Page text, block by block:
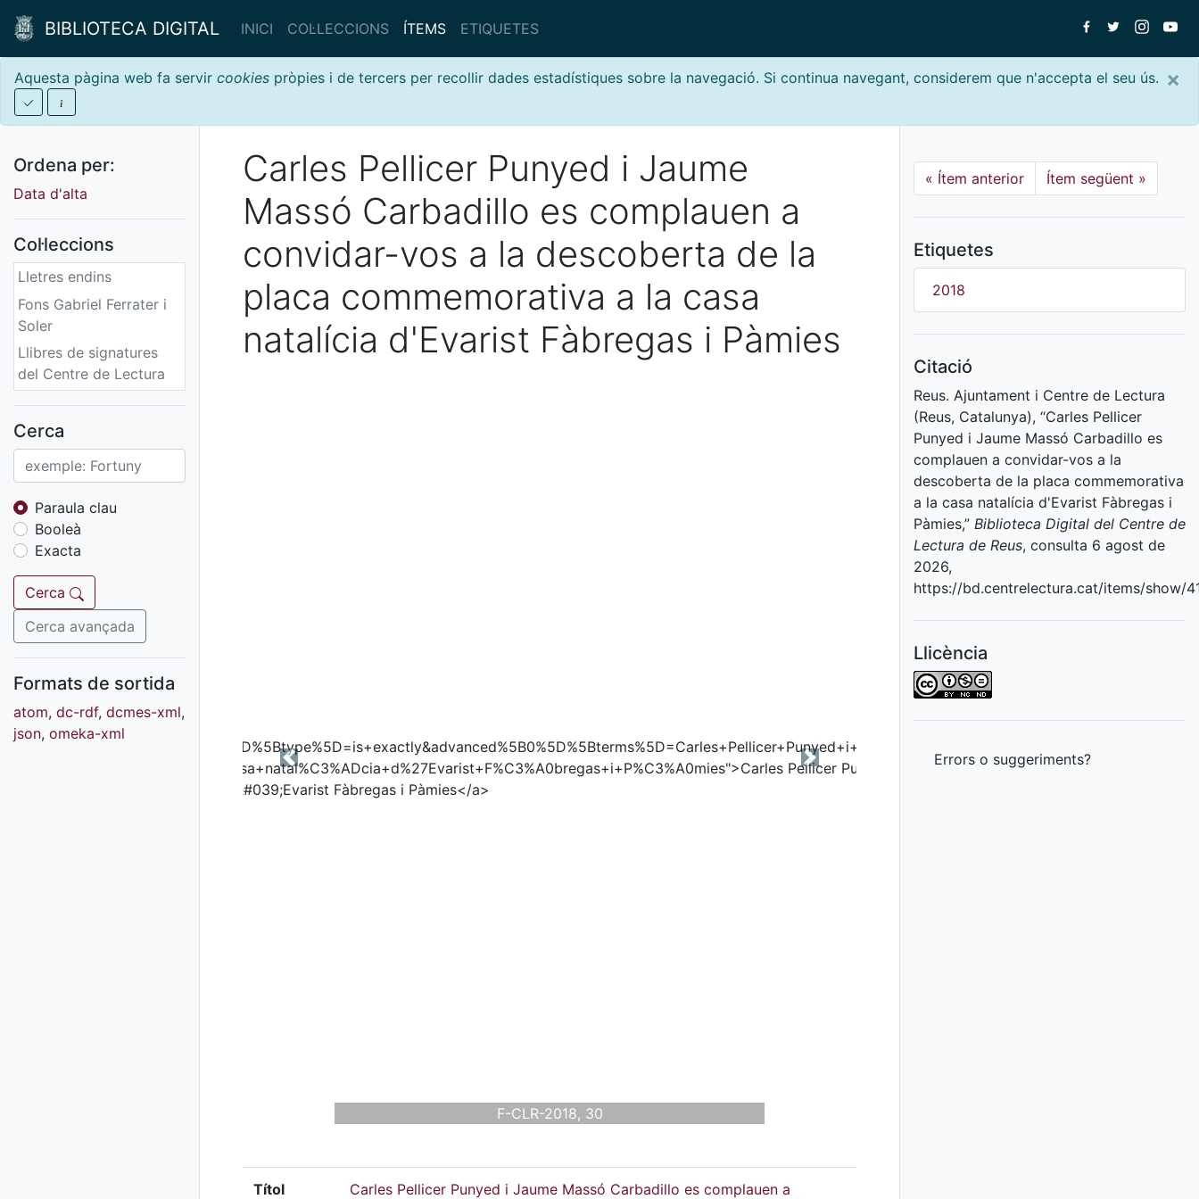
BIBLIOTECA DIGITAL INICI COL·LECCIONS ÍTEMS ETIQUETES
×
Aquesta pàgina web fa servir cookies pròpies i de tercers per recollir dades estadístiques sobre la navegació. Si continua navegant, considerem que n'accepta el seu ús.
Ordena per:
Data d'alta
Col·leccions
Lletres endins
Fons Gabriel Ferrater i
Soler
Llibres de signatures
del Centre de Lectura
Fons sonor de Ràdio
Reus
Cartells
Fons audiovisual
Fons local
Fons sonor
Goigs
Fons fotogràfic
Fons d'art
Cerca
Paraula clau
Booleà
Exacta
Cerca
Cerca avançada
Formats de sortida
atom, dc-rdf, dcmes-xml,
json, omeka-xml
Carles Pellicer Punyed i Jaume
Massó Carbadillo es complauen a
convidar-vos a la descoberta de la
placa commemorativa a la casa
natalícia d'Evarist Fàbregas i Pàmies
F-CLR-2018, 30
Previous Next
Títol Carles Pellicer Punyed i Jaume Massó Carbadillo es complauen a
« Ítem anterior Ítem següent »
Etiquetes
2018
Citació
Reus. Ajuntament i Centre de Lectura
(Reus, Catalunya), “Carles Pellicer
Punyed i Jaume Massó Carbadillo es
complauen a convidar-vos a la
descoberta de la placa commemorativa
a la casa natalícia d'Evarist Fàbregas i
Pàmies,” Biblioteca Digital del Centre de
Lectura de Reus, consulta 6 agost de
2026,
https://bd.centrelectura.cat/items/show/
Llicència
Errors o suggeriments?